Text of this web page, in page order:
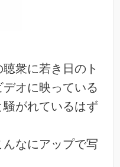
衆に若き日のト
オに映っている
がれているはず
なにアップで写